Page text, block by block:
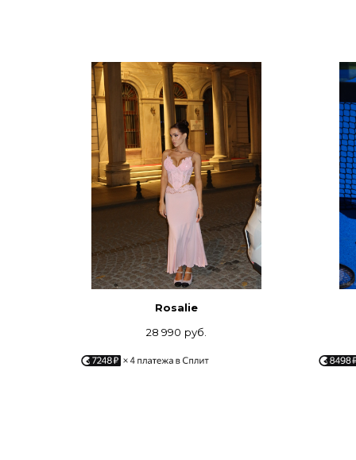
Rosalie
28 990 руб.